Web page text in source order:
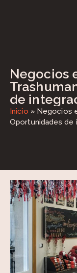
Negocios
de
Inicio » Negocios
Oportunidades de